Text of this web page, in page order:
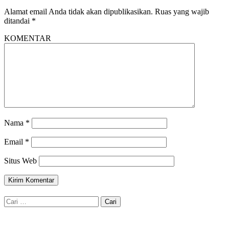
Alamat email Anda tidak akan dipublikasikan. Ruas yang wajib
ditandai *
KOMENTAR
Nama *
Email *
Situs Web
Cari
untuk: